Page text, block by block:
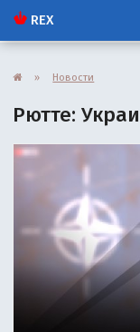
REX
» Новости
Рютте: